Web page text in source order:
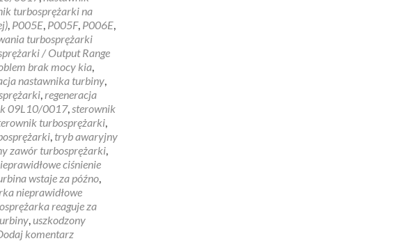
turbosprężarki na
, P005E, P005F, P006E,
turbosprężarki
/ Output Range
brak mocy kia,
nastawnika turbiny,
,regeneracja
09L10/0017,sterownik
turbosprężarki,
, tryb awaryjny
zawór turbosprężarki,
ciśnienie
wstaje za późno,
nieprawidłowe
reaguje za
,uszkodzony
komentarz